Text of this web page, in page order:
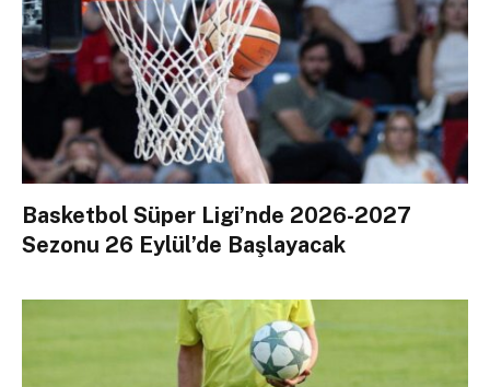
Basketbol Süper Ligi’nde 2026-2027
Sezonu 26 Eylül’de Başlayacak